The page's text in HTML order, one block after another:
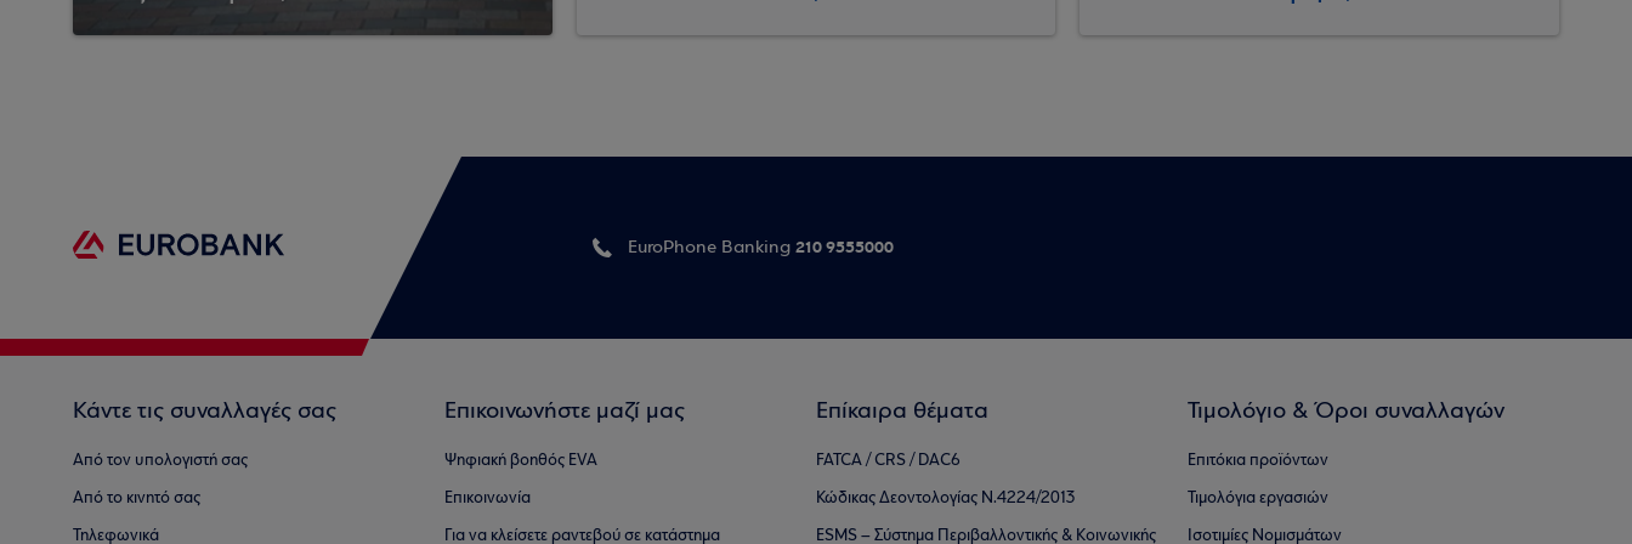
EuroPhone Banking 210 9555000
Κάντε τις συναλλαγές σας
Από τον υπολογιστή σας
Από το κινητό σας
Τηλεφωνικά
Επικοινωνήστε μαζί μας
Ψηφιακή βοηθός EVA
Επικοινωνία
Για να κλείσετε ραντεβού σε κατάστημα
Επίκαιρα θέματα
FATCA / CRS / DAC6
Κώδικας Δεοντολογίας Ν.4224/2013
ESMS – Σύστημα Περιβαλλοντικής & Κοινωνικής
Τιμολόγιο & Όροι συναλλαγών
Επιτόκια προϊόντων
Τιμολόγια εργασιών
Ισοτιμίες Νομισμάτων